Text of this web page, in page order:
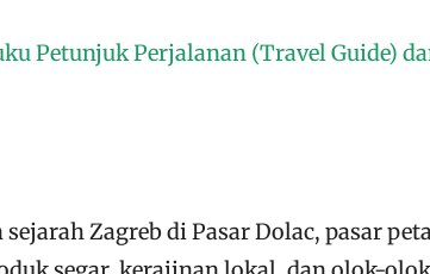
Petunjuk Perjalanan (Travel Guide)
Zagreb di Pasar Dolac, pasar